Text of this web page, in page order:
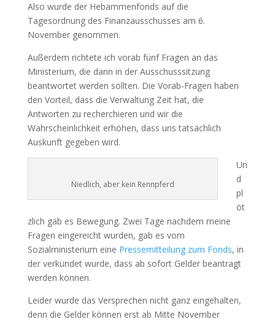
Also wurde der Hebammenfonds auf die
Tagesordnung des Finanzausschusses am 6.
November genommen.
Außerdem richtete ich vorab fünf Fragen an das
Ministerium, die dann in der Ausschusssitzung
beantwortet werden sollten. Die Vorab-Fragen haben
den Vorteil, dass die Verwaltung Zeit hat, die
Antworten zu recherchieren und wir die
Wahrscheinlichkeit erhöhen, dass uns tatsächlich
Auskunft gegeben wird.
Niedlich, aber kein Rennpferd
Un
d
pl
öt
zlich gab es Bewegung. Zwei Tage nachdem meine
Fragen eingereicht wurden, gab es vom
Sozialministerium eine Pressemitteilung zum Fonds, in
der verkündet wurde, dass ab sofort Gelder beantragt
werden können.
Leider wurde das Versprechen nicht ganz eingehalten,
denn die Gelder können erst ab Mitte November